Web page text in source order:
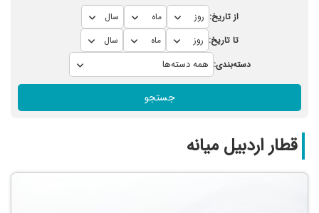
از تاریخ:
تا تاریخ:
دسته‌بندی:
جستجو
قطار اردبیل میانه